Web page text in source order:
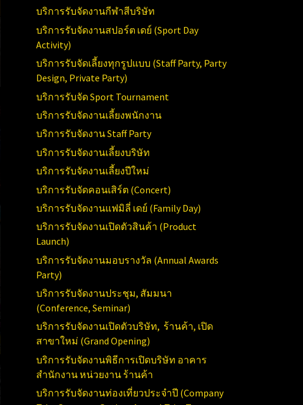
บริการรับจัดงานกีฬาสีบริษัท
บริการรับจัดงานสปอร์ต เดย์ (Sport Day
Activity)
บริการรับจัดเลี้ยงทุกรูปแบบ (Staff Party, Party
Design, Private Party)
บริการรับจัดSport Tournament
บริการรับจัดงานเลี้ยงพนักงาน
บริการรับจัดงานStaff Party
บริการรับจัดงานเลี้ยงบริษัท
บริการรับจัดงานเลี้ยงปีใหม่
บริการรับจัดคอนเสิร์ต (Concert)
บริการรับจัดงานแฟมิลี่ เดย์ (Family Day)
บริการรับจัดงานเปิดตัวสินค้า (Product
Launch)
บริการรับจัดงานมอบรางวัล (Annual Awards
Party)
บริการรับจัดงานประชุม, สัมมนา
(Conference, Seminar)
บริการรับจัดงานเปิดตัวบริษัท, ร้านค้า, เปิด
สาขาใหม่ (Grand Opening)
บริการรับจัดงานพิธีการเปิดบริษัท อาคาร
สำนักงาน หน่วยงาน ร้านค้า
บริการรับจัดงานท่องเที่ยวประจำปี (Company